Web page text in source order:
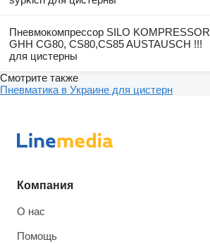
Пневмокомпрессор SILO KOMPRESSOR
GHH CG80, CS80,CS85 AUSTAUSCH !!!
для цистерны
Смотрите также
Пневматика в Украине для цистерн
Компания
О нас
Помощь